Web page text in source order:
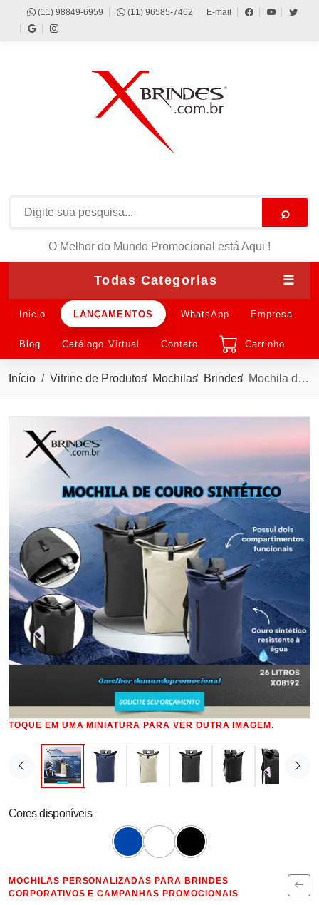
(11) 98849-6959 (11) 96585-7462 E-mail
⌕
O Melhor do Mundo Promocional está Aqui !
Todas Categorias ☰
Inicio LANÇAMENTOS WhatsApp Empresa
Blog Catálogo Virtual Contato Carrinho
Início Vitrine de Produtos Mochilas Brindes Mochila de Couro Sintético 26 Litros inspirado no formato de saco X08192
TOQUE EM UMA MINIATURA PARA VER OUTRA IMAGEM.
Cores disponíveis
MOCHILAS PERSONALIZADAS PARA BRINDES
CORPORATIVOS E CAMPANHAS PROMOCIONAIS